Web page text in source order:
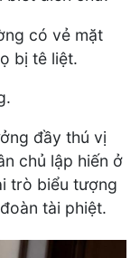
có vẻ mặt
bị tê liệt.
đầy thú vị
chủ lập hiến ở
trò biểu tượng
tài phiệt.